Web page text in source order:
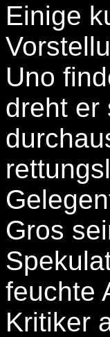
Einige
Uno
dreht er
Gros
feuchte
Kritiker